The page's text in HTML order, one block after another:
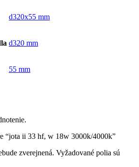
d320x55 mm
d320 mm
55 mm
“jota ii 33 hf, w 18w 3000k/4000k”
zverejnená. Vyžadované polia sú